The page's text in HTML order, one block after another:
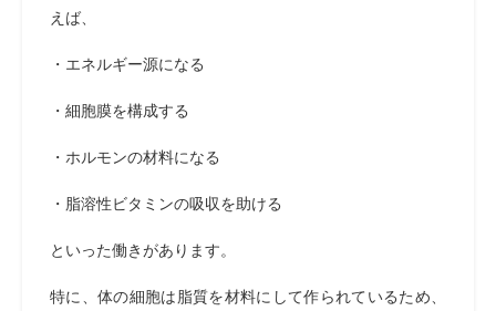
えば、
・エネルギー源になる
・細胞膜を構成する
・ホルモンの材料になる
・脂溶性ビタミンの吸収を助ける
といった働きがあります。
特に、体の細胞は脂質を材料にして作られているため、